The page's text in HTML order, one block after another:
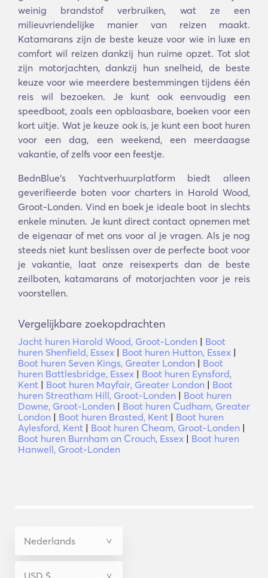
weinig brandstof verbruiken, wat ze een
milieuvriendelijke manier van reizen maakt.
Katamarans zijn de beste keuze voor wie in luxe en
comfort wil reizen dankzij hun ruime opzet. Tot slot
zijn motorjachten, dankzij hun snelheid, de beste
keuze voor wie meerdere bestemmingen tijdens één
reis wil bezoeken. Je kunt ook eenvoudig een
speedboot, zoals een opblaasbare, boeken voor een
kort uitje. Wat je keuze ook is, je kunt een boot huren
voor een dag, een weekend, een meerdaagse
vakantie, of zelfs voor een feestje.
BednBlue's Yachtverhuurplatform biedt alleen
geverifieerde boten voor charters in Harold Wood,
Groot-Londen. Vind en boek je ideale boot in slechts
enkele minuten. Je kunt direct contact opnemen met
de eigenaar of met ons voor al je vragen. Als je nog
steeds niet kunt beslissen over de perfecte boot voor
je vakantie, laat onze reisexperts dan de beste
zeilboten, katamarans of motorjachten voor je reis
voorstellen.
Vergelijkbare zoekopdrachten
Jacht huren Harold Wood, Groot-Londen | Boot
huren Shenfield, Essex | Boot huren Hutton, Essex |
Boot huren Seven Kings, Greater London | Boot
huren Battlesbridge, Essex | Boot huren Eynsford,
Kent | Boot huren Mayfair, Greater London | Boot
huren Streatham Hill, Groot-Londen | Boot huren
Downe, Groot-Londen | Boot huren Cudham, Greater
London | Boot huren Brasted, Kent | Boot huren
Aylesford, Kent | Boot huren Cheam, Groot-Londen |
Boot huren Burnham on Crouch, Essex | Boot huren
Hanwell, Groot-Londen